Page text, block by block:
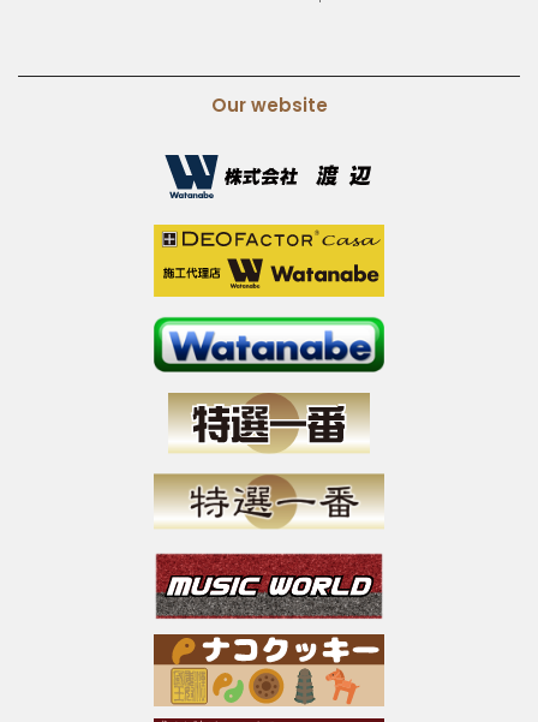
Our website